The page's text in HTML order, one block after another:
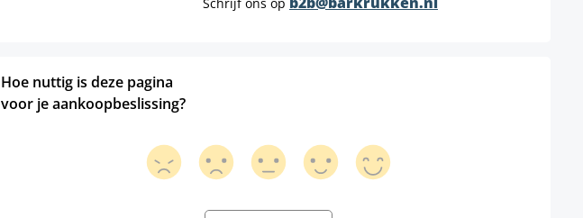
Schrijf ons op
Hoe nuttig is deze pagina
voor je aankoopbeslissing?